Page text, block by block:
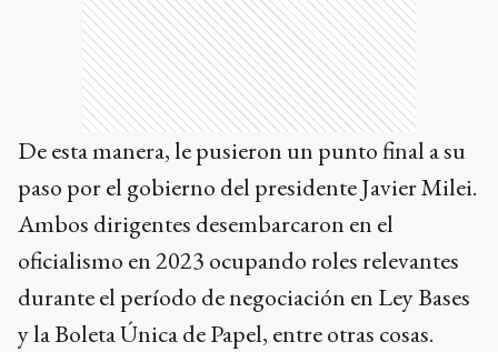
De esta manera, le pusieron un punto final a su
paso por el gobierno del presidente Javier Milei.
Ambos dirigentes desembarcaron en el
oficialismo en 2023 ocupando roles relevantes
durante el período de negociación en Ley Bases
y la Boleta Única de Papel, entre otras cosas.